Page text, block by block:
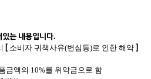
는 내용입니다.
[ 소비자 귀책사유(변심등)로 인한 해약 ]
금액의 10%를 위약금으로 함